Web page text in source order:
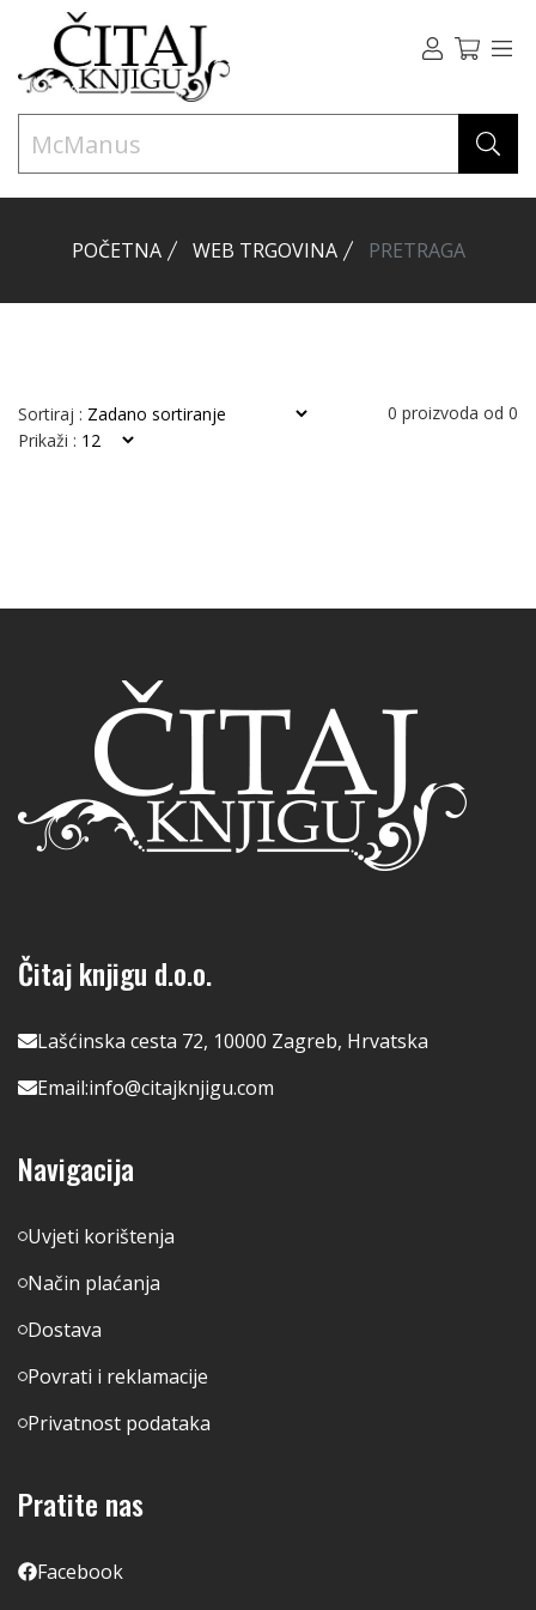
POČETNA WEB TRGOVINA PRETRAGA
Sortiraj : 0 proizvoda od 0
Prikaži :
Čitaj knjigu d.o.o.
Lašćinska cesta 72, 10000 Zagreb, Hrvatska
Email:info@citajknjigu.com
Navigacija
Uvjeti korištenja
Način plaćanja
Dostava
Povrati i reklamacije
Privatnost podataka
Pratite nas
Facebook